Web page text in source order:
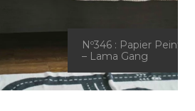
Nº346 : Papier Peint
– Lama Gang